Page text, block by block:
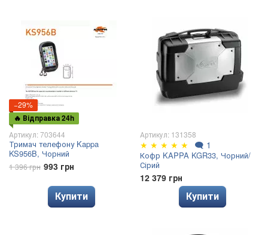
−29%
🔥 Відправка 24h
Артикул: 703644
Тримач телефону Kappa
KS956B, Чорний
1 396 грн 993 грн
Купити
Артикул: 131358
★ ★ ★ ★ ★ 🗨 1
Кофр KAPPA KGR33, Чорний/
Сірий
12 379 грн
Купити